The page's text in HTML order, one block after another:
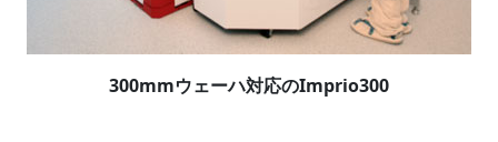
300mmウェーハ対応のImprio300